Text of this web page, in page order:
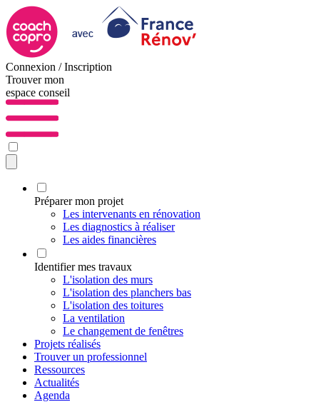
Connexion / Inscription
Trouver mon
espace conseil
Préparer mon projet
Les intervenants en rénovation
Les diagnostics à réaliser
Les aides financières
Identifier mes travaux
L'isolation des murs
L'isolation des planchers bas
L'isolation des toitures
La ventilation
Le changement de fenêtres
Projets réalisés
Trouver un professionnel
Ressources
Actualités
Agenda